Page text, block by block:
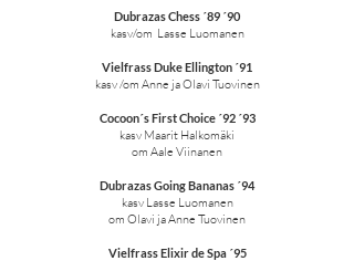
Dubrazas Chess ´89 ´90
kasv/om Lasse Luomanen
Vielfrass Duke Ellington ´91
kasv /om Anne ja Olavi Tuovinen
Cocoon´s First Choice ´92 ´93
kasv Maarit Halkomäki
om Aale Viinanen
Dubrazas Going Bananas ´94
kasv Lasse Luomanen
om Olavi ja Anne Tuovinen
Vielfrass Elixir de Spa ´95